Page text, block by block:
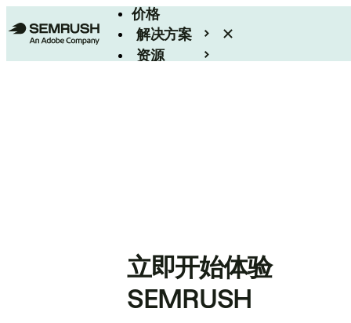
价格
解决方案
资源
立即开始体验
SEMRUSH